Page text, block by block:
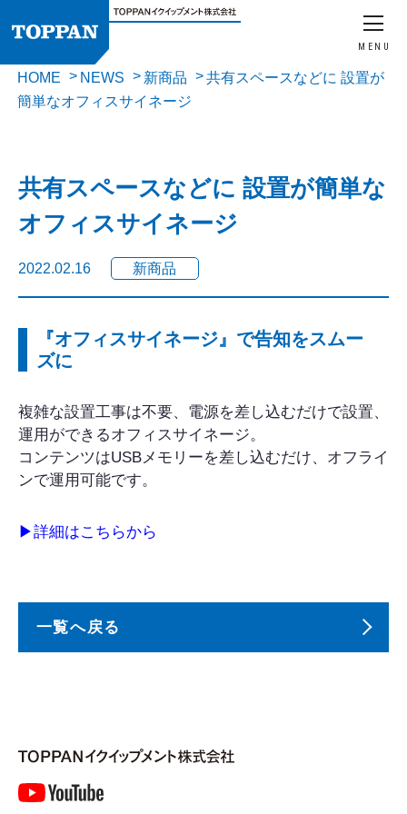
MENU
HOME NEWS 新商品
共有スペースなどに 設置が
簡単なオフィスサイネージ
共有スペースなどに 設置が簡単な
オフィスサイネージ
2022.02.16 新商品
『オフィスサイネージ』で告知をスムー
ズに
複雑な設置工事は不要、電源を差し込むだけで設置、
運用ができるオフィスサイネージ。
コンテンツはUSBメモリーを差し込むだけ、オフライ
ンで運用可能です。
▶︎詳細はこちらから
一覧へ戻る